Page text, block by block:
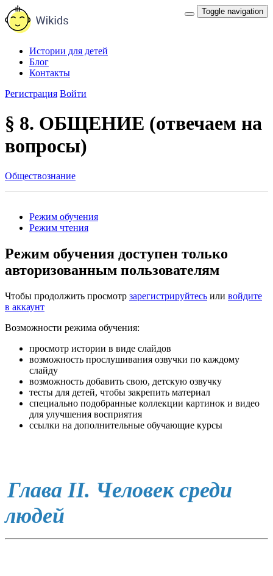
Toggle navigation
Истории для детей
Блог
Контакты
Регистрация Войти
§ 8. ОБЩЕНИЕ (отвечаем на
вопросы)
Обществознание
Режим обучения
Режим чтения
Режим обучения доступен только
авторизованным пользователям
Чтобы продолжить просмотр зарегистрируйтесь или войдите
в аккаунт
Возможности режима обучения:
просмотр истории в виде слайдов
возможность прослушивания озвучки по каждому
слайду
возможность добавить свою, детскую озвучку
тесты для детей, чтобы закрепить материал
специально подобранные коллекции картинок и видео
для улучшения восприятия
ссылки на дополнительные обучающие курсы
Глава II. Человек среди
людей